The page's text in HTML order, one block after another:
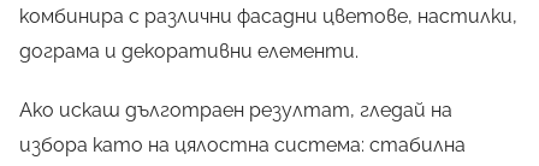
комбинира с различни фасадни цветове, настилки,
дограма и декоративни елементи.
Ако искаш дълготраен резултат, гледай на
избора като на цялостна система: стабилна